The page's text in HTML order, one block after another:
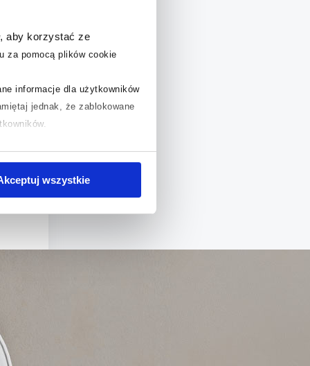
, aby korzystać ze
za pomocą plików cookie
informacje dla użytkowników
jednak, że zablokowane
wszystkie